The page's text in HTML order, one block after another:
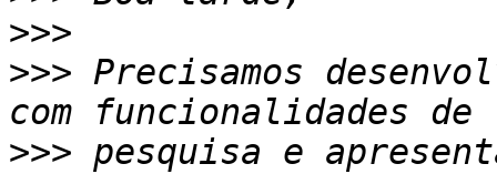
>>>
>>> Precisamos
>>> pesquisa e